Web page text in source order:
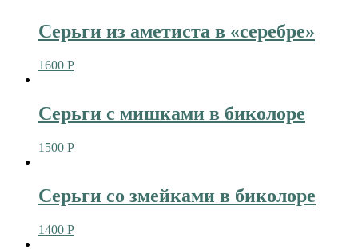
Серьги из аметиста в «серебре»
1600 Р
Серьги с мишками в биколоре
1500 Р
Серьги со змейками в биколоре
1400 Р